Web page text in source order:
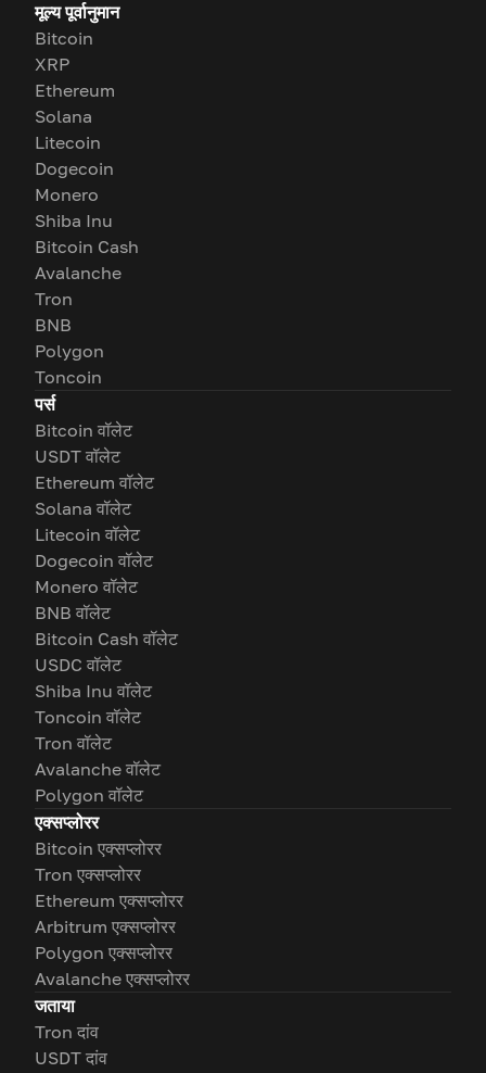
मूल्य पूर्वानुमान
Bitcoin
XRP
Ethereum
Solana
Litecoin
Dogecoin
Monero
Shiba Inu
Bitcoin Cash
Avalanche
Tron
BNB
Polygon
Toncoin
पर्स
Bitcoin वॉलेट
USDT वॉलेट
Ethereum वॉलेट
Solana वॉलेट
Litecoin वॉलेट
Dogecoin वॉलेट
Monero वॉलेट
BNB वॉलेट
Bitcoin Cash वॉलेट
USDC वॉलेट
Shiba Inu वॉलेट
Toncoin वॉलेट
Tron वॉलेट
Avalanche वॉलेट
Polygon वॉलेट
एक्सप्लोरर
Bitcoin एक्सप्लोरर
Tron एक्सप्लोरर
Ethereum एक्सप्लोरर
Arbitrum एक्सप्लोरर
Polygon एक्सप्लोरर
Avalanche एक्सप्लोरर
जताया
Tron दांव
USDT दांव